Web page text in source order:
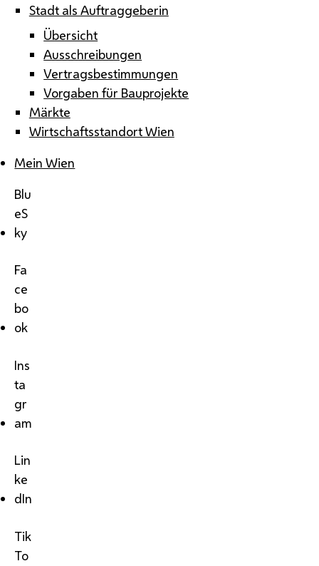
Stadt als Auftraggeberin
Übersicht
Ausschreibungen
Vertragsbestimmungen
Vorgaben für Bauprojekte
Märkte
Wirtschaftsstandort Wien
Mein Wien
Blu
eS
ky
Fa
ce
bo
ok
Ins
ta
gr
am
Lin
ke
dIn
Tik
To